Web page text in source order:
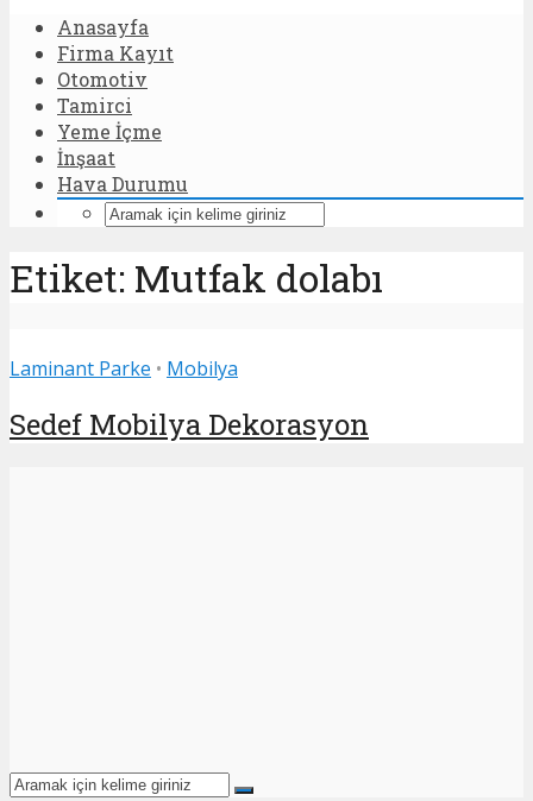
Anasayfa
Firma Kayıt
Otomotiv
Tamirci
Yeme İçme
İnşaat
Hava Durumu
Etiket: Mutfak dolabı
Laminant Parke • Mobilya
Sedef Mobilya Dekorasyon